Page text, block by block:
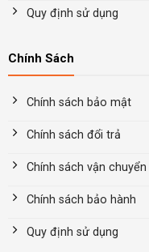
Quy định sử dụng
Chính Sách
Chính sách bảo mật
Chính sách đổi trả
Chính sách vận chuyển
Chính sách bảo hành
Quy định sử dụng